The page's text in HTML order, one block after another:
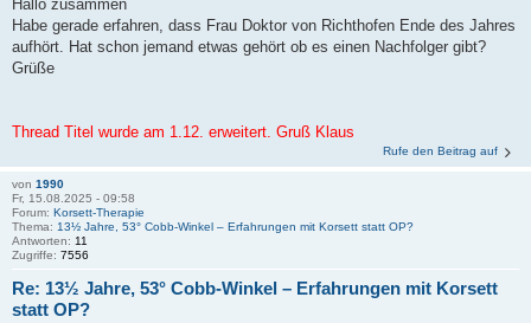
Hallo zusammen
Habe gerade erfahren, dass Frau Doktor von Richthofen Ende des Jahres
aufhört. Hat schon jemand etwas gehört ob es einen Nachfolger gibt?
Grüße
Thread Titel wurde am 1.12. erweitert. Gruß Klaus
Rufe den Beitrag auf
von 1990
Fr, 15.08.2025 - 09:58
Forum: Korsett-Therapie
Thema: 13½ Jahre, 53° Cobb-Winkel – Erfahrungen mit Korsett statt OP?
Antworten: 11
Zugriffe: 7556
Re: 13½ Jahre, 53° Cobb-Winkel – Erfahrungen mit Korsett
statt OP?